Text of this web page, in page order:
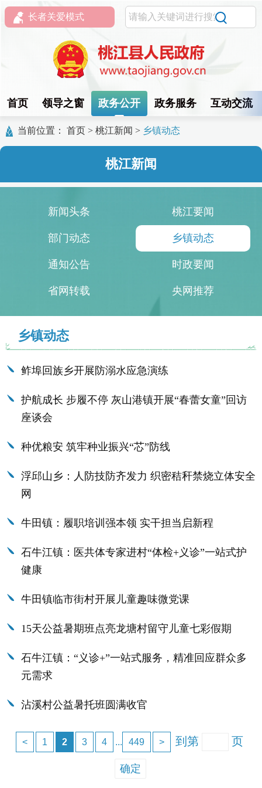
长者关爱模式
首页 领导之窗 政务公开 政务服务 互动交流
当前位置： 首页 > 桃江新闻 > 乡镇动态
桃江新闻
新闻头条 桃江要闻
部门动态 乡镇动态
通知公告 时政要闻
省网转载 央网推荐
乡镇动态
鲊埠回族乡开展防溺水应急演练
护航成长 步履不停 灰山港镇开展“春蕾女童”回访
座谈会
种优粮安 筑牢种业振兴“芯”防线
浮邱山乡：人防技防齐发力 织密秸秆禁烧立体安全
网
牛田镇：履职培训强本领 实干担当启新程
石牛江镇：医共体专家进村“体检+义诊”一站式护
健康
牛田镇临市街村开展儿童趣味微党课
15天公益暑期班点亮龙塘村留守儿童七彩假期
石牛江镇：“义诊+”一站式服务，精准回应群众多
元需求
沾溪村公益暑托班圆满收官
< 1 2 3 4 ... 449 > 到第 页
确定